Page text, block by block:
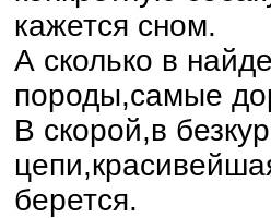
кажется сном.
А сколько в
породы,самые
В скорой,в
берется.